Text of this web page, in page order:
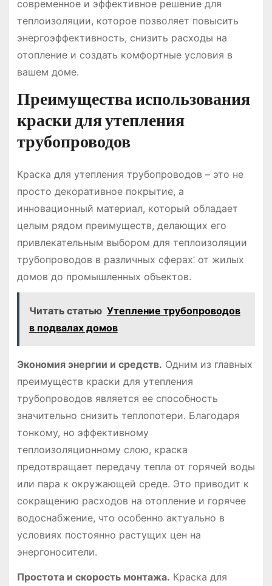
современное и эффективное решение для
теплоизоляции, которое позволяет повысить
энергоэффективность, снизить расходы на
отопление и создать комфортные условия в
вашем доме.
Преимущества использования
краски для утепления
трубопроводов
Краска для утепления трубопроводов – это не
просто декоративное покрытие, а
инновационный материал, который обладает
целым рядом преимуществ, делающих его
привлекательным выбором для теплоизоляции
трубопроводов в различных сферах⁚ от жилых
домов до промышленных объектов.
Читать статью Утепление трубопроводов
в подвалах домов
Экономия энергии и средств. Одним из главных
преимуществ краски для утепления
трубопроводов является ее способность
значительно снизить теплопотери. Благодаря
тонкому, но эффективному
теплоизоляционному слою, краска
предотвращает передачу тепла от горячей воды
или пара к окружающей среде. Это приводит к
сокращению расходов на отопление и горячее
водоснабжение, что особенно актуально в
условиях постоянно растущих цен на
энергоносители.
Простота и скорость монтажа. Краска для